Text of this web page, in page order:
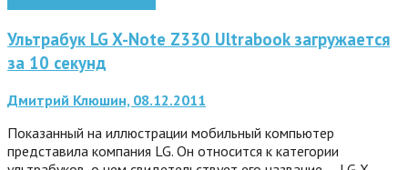
Ультрабук LG X-Note Z330 Ultrabook загружается
за 10 секунд
Дмитрий Клюшин, 08.12.2011
Показанный на иллюстрации мобильный компьютер
представила компания LG. Он относится к категории